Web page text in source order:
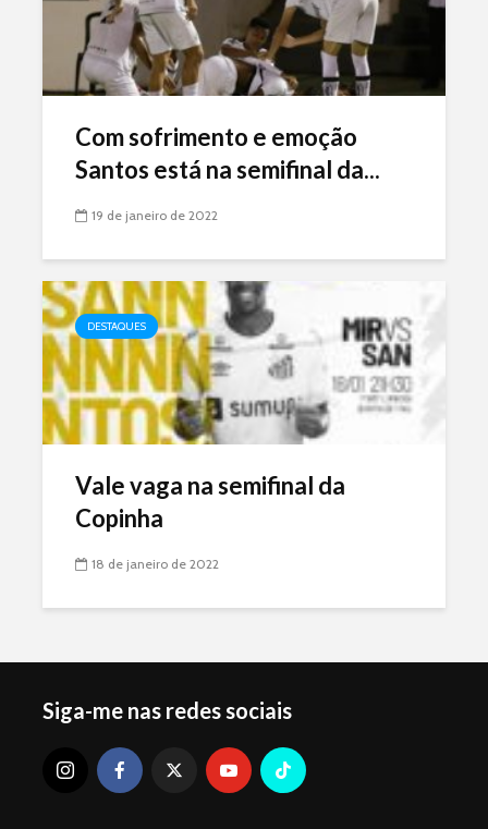
Com sofrimento e emoção
Santos está na semifinal da...
19 de janeiro de 2022
DESTAQUES
Vale vaga na semifinal da
Copinha
18 de janeiro de 2022
Siga-me nas redes sociais